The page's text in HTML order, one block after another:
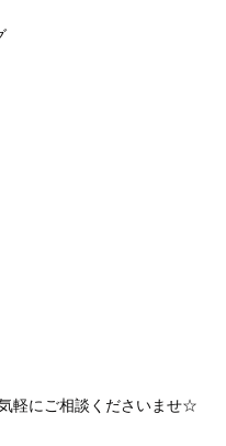
軽にご相談くださいませ☆